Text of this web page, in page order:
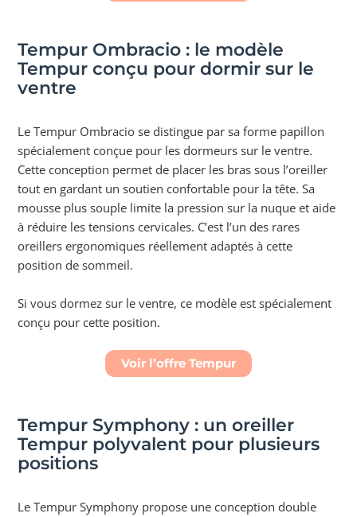
Tempur Ombracio : le modèle
Tempur conçu pour dormir sur le
ventre
Le Tempur Ombracio se distingue par sa forme papillon
spécialement conçue pour les dormeurs sur le ventre.
Cette conception permet de placer les bras sous l’oreiller
tout en gardant un soutien confortable pour la tête. Sa
mousse plus souple limite la pression sur la nuque et aide
à réduire les tensions cervicales. C’est l’un des rares
oreillers ergonomiques réellement adaptés à cette
position de sommeil.
Si vous dormez sur le ventre, ce modèle est spécialement
conçu pour cette position.
Voir l’offre Tempur
Tempur Symphony : un oreiller
Tempur polyvalent pour plusieurs
positions
Le Tempur Symphony propose une conception double